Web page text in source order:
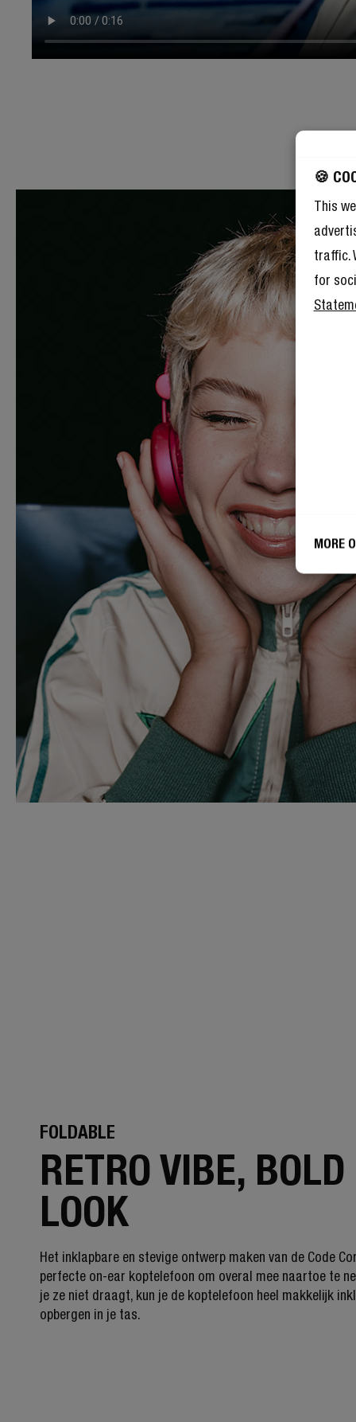
🍪
This
traffic.
for
MORE
FOLDABLE
RETRO VIBE, BOLD
LOOK
Het inklapbare en stevige ontwerp maken van de Code
perfecte on-ear koptelefoon om overal mee naartoe te
je ze niet draagt, kun je de koptelefoon heel makkelijk
opbergen in je tas.